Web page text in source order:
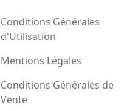
Conditions Générales
d'Utilisation
Mentions Légales
Conditions Générales de
Vente